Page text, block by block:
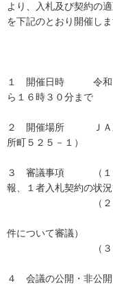
より、入札及び契約の
を下記のとおり開催しま
１ 開催日時 令和２
ら１６時３０分まで
２ 開催場所 ＪＡ三
所町５２５－１）
３ 審議事項 （１）
報、１者入札契約の状
（２）入札・契
（令和２年１
件について審議）
（３）そ
４ 会議の公開・非公